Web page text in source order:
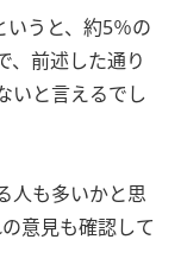
いうと、約5％の
、前述した通り
いと言えるでし
人も多いかと思
意見も確認して